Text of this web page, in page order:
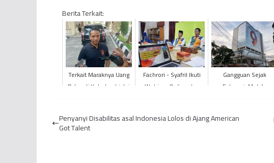
Berita Terkait:
Terkait Maraknya Uang
Palsu di Kota Jambi, Ini
Jambi
Fachrori - Syafril Ikuti
Webinar Online dan
Serentak 202...
Gangguan Sejak
Februari, Mobile
Penyanyi Disabilitas asal Indonesia Lolos di Ajang American
Got Talent